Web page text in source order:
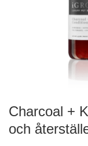
Charcoal +
och